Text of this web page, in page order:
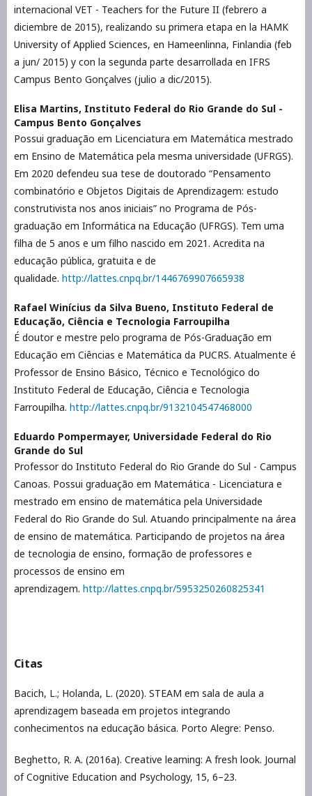
internacional VET - Teachers for the Future II (febrero a
diciembre de 2015), realizando su primera etapa en la HAMK
University of Applied Sciences, en Hameenlinna, Finlandia (feb
a jun/ 2015) y con la segunda parte desarrollada en IFRS
Campus Bento Gonçalves (julio a dic/2015).
Elisa Martins, Instituto Federal do Rio Grande do Sul -
Campus Bento Gonçalves
Possui graduação em Licenciatura em Matemática mestrado
em Ensino de Matemática pela mesma universidade (UFRGS).
Em 2020 defendeu sua tese de doutorado “Pensamento
combinatório e Objetos Digitais de Aprendizagem: estudo
construtivista nos anos iniciais” no Programa de Pós-
graduação em Informática na Educação (UFRGS). Tem uma
filha de 5 anos e um filho nascido em 2021. Acredita na
educação pública, gratuita e de
qualidade. http://lattes.cnpq.br/1446769907665938
Rafael Winícius da Silva Bueno, Instituto Federal de
Educação, Ciência e Tecnologia Farroupilha
É doutor e mestre pelo programa de Pós-Graduação em
Educação em Ciências e Matemática da PUCRS. Atualmente é
Professor de Ensino Básico, Técnico e Tecnológico do
Instituto Federal de Educação, Ciência e Tecnologia
Farroupilha. http://lattes.cnpq.br/9132104547468000
Eduardo Pompermayer, Universidade Federal do Rio
Grande do Sul
Professor do Instituto Federal do Rio Grande do Sul - Campus
Canoas. Possui graduação em Matemática - Licenciatura e
mestrado em ensino de matemática pela Universidade
Federal do Rio Grande do Sul. Atuando principalmente na área
de ensino de matemática. Participando de projetos na área
de tecnologia de ensino, formação de professores e
processos de ensino em
aprendizagem. http://lattes.cnpq.br/5953250260825341
Citas
Bacich, L.; Holanda, L. (2020). STEAM em sala de aula a
aprendizagem baseada em projetos integrando
conhecimentos na educação básica. Porto Alegre: Penso.
Beghetto, R. A. (2016a). Creative learning: A fresh look. Journal
of Cognitive Education and Psychology, 15, 6–23.